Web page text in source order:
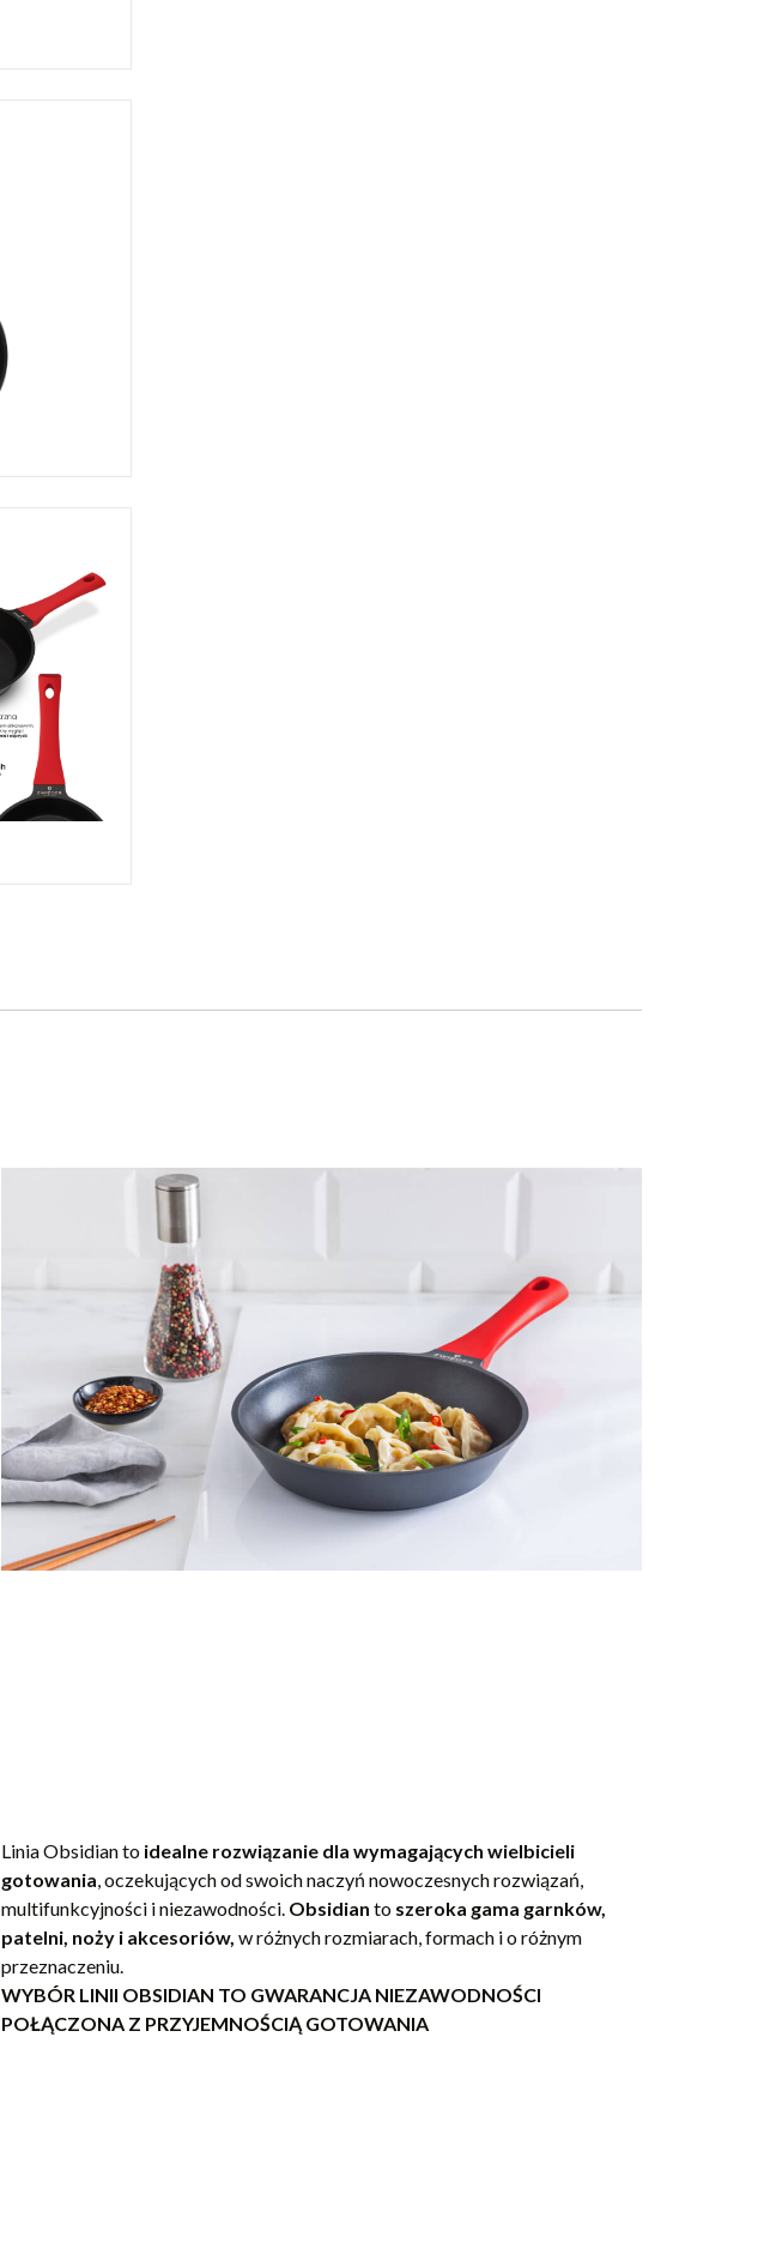
Linia Obsidian to idealne rozwiązanie dla wymagających wielbicieli
gotowania, oczekujących od swoich naczyń nowoczesnych rozwiązań,
multifunkcyjności i niezawodności. Obsidian to szeroka gama garnków,
patelni, noży i akcesoriów, w różnych rozmiarach, formach i o różnym
przeznaczeniu.
WYBÓR LINII OBSIDIAN TO GWARANCJA NIEZAWODNOŚCI
POŁĄCZONA Z PRZYJEMNOŚCIĄ GOTOWANIA